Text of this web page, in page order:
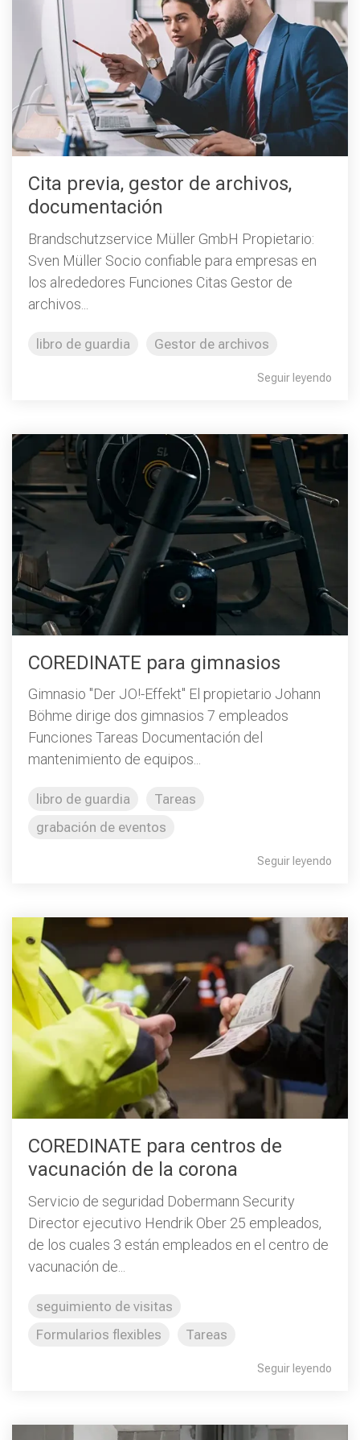
Cita previa, gestor de archivos,
documentación
Brandschutzservice Müller GmbH Propietario:
Sven Müller Socio confiable para empresas en
los alrededores Funciones Citas Gestor de
archivos...
libro de guardia Gestor de archivos
Seguir leyendo
COREDINATE para gimnasios
Gimnasio "Der JO!-Effekt" El propietario Johann
Böhme dirige dos gimnasios 7 empleados
Funciones Tareas Documentación del
mantenimiento de equipos...
libro de guardia
Tareas
grabación de eventos
Seguir leyendo
COREDINATE para centros de
vacunación de la corona
Servicio de seguridad Dobermann Security
Director ejecutivo Hendrik Ober 25 empleados,
de los cuales 3 están empleados en el centro de
vacunación de...
seguimiento de visitas
Formularios flexibles
Tareas
Seguir leyendo